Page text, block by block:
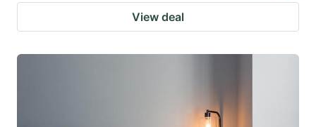
View deal